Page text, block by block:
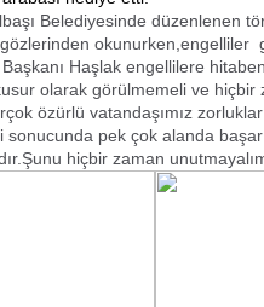
Belediyesinde düzenlenen
okunurken,engelliler
Haşlak engellilere
olarak görülmemeli ve hiçbir
özürlü vatandaşımız
sonucunda pek çok alanda
hiçbir zaman